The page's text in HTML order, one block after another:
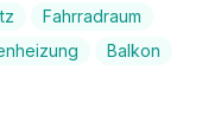
Fahrradraum
Balkon